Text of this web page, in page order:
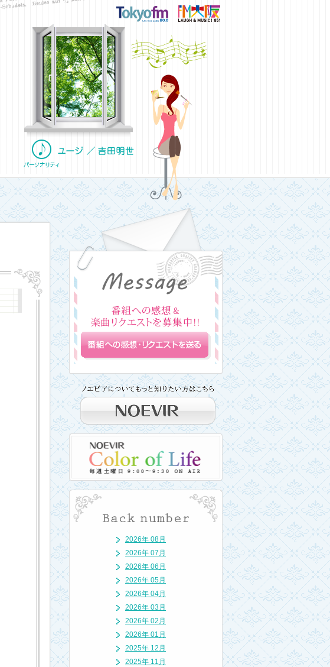
2026年 08月
2026年 07月
2026年 06月
2026年 05月
2026年 04月
2026年 03月
2026年 02月
2026年 01月
2025年 12月
2025年 11月